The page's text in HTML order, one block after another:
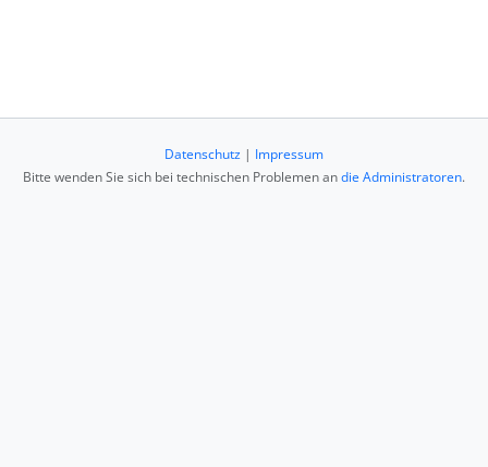
Datenschutz | Impressum
Bitte wenden Sie sich bei technischen Problemen andie Administratoren.